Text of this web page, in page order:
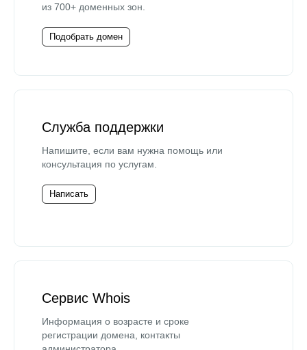
из 700+ доменных зон.
Подобрать домен
Служба поддержки
Напишите, если вам нужна помощь или
консультация по услугам.
Написать
Сервис Whois
Информация о возрасте и сроке
регистрации домена, контакты